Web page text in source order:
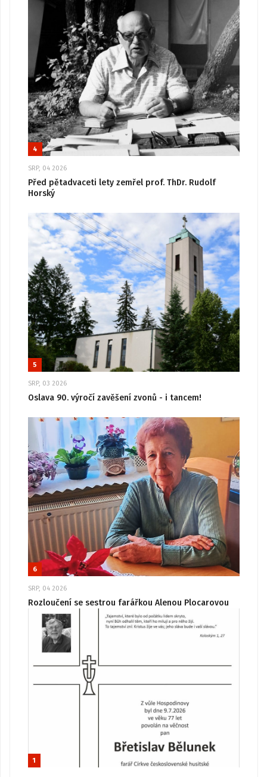
4
SRP, 04 2026
Před pětadvaceti lety zemřel prof. ThDr. Rudolf
Horský
5
SRP, 03 2026
Oslava 90. výročí zavěšení zvonů - i tancem!
6
SRP, 04 2026
Rozloučení se sestrou farářkou Alenou Plocarovou
1